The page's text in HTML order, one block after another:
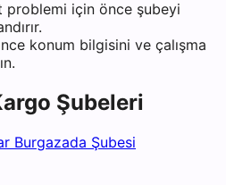
problemi için önce şubeyi
konum bilgisini ve çalışma
Şubeleri
Burgazada Şubesi